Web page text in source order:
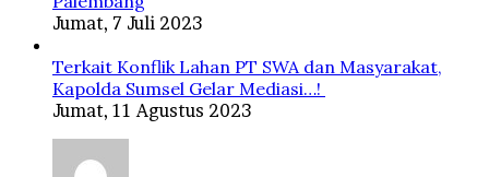
Jumat, 7 Juli 2023
Terkait Konflik Lahan PT SWA dan Masyarakat,
Kapolda Sumsel Gelar Mediasi…!
Jumat, 11 Agustus 2023